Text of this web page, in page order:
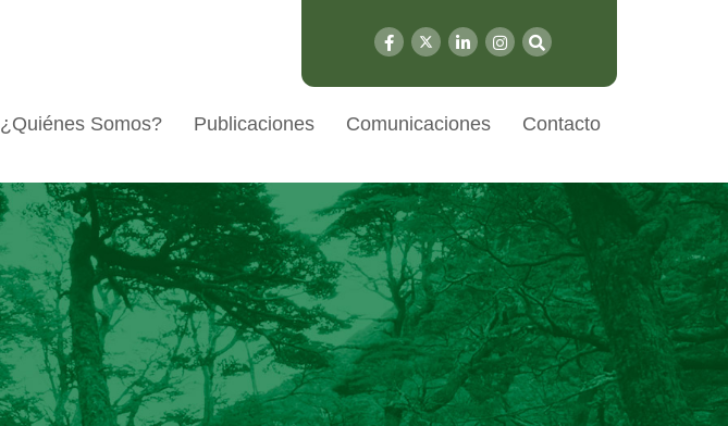
¿Quiénes Somos? Publicaciones Comunicaciones Contacto